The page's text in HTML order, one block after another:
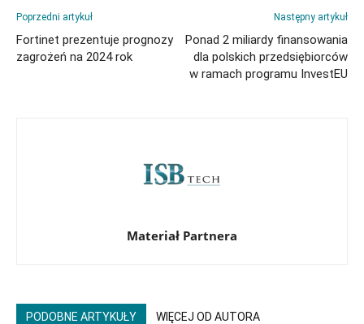
Poprzedni artykuł
Fortinet prezentuje prognozy
zagrożeń na 2024 rok
Następny artykuł
Ponad 2 miliardy finansowania
dla polskich przedsiębiorców
w ramach programu InvestEU
Materiał Partnera
PODOBNE ARTYKUŁY WIĘCEJ OD AUTORA